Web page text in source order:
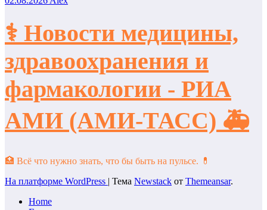
⚕️ Новости медицины,
здравоохранения и
фармакологии - РИА
АМИ (АМИ-ТАСС) 🚑
🏥 Всё что нужно знать, что бы быть на пульсе. 💊
На платформе WordPress | Тема Newstack от Themeansar.
Home